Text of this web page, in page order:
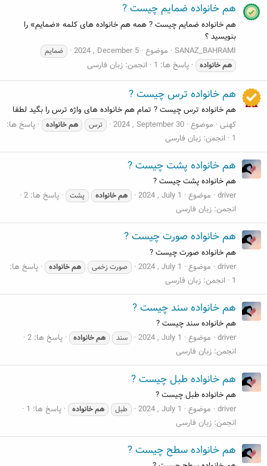
هم خانواده ضمایم چیست ?
هم خانواده ضمایم چیست ? همه هم خانواده های کلمه «ضمایم» را
بنویسید ؟
SANAZ_BAHRAMI موضوع 2024 , December 5
ضمایم
همخانواده پاسخ ها: 1 انجمن: زبان فارسی
هم خانواده ترس چیست ?
هم خانواده ترس چیست ? تمام هم خانواده های واژه ترس را بگید لطفا
کهنی موضوع 2024 , September 30 ترس همخانواده
پاسخ ها:
1
انجمن: زبان فارسی
هم خانواده پشت چیست ?
هم خانواده پشت چیست ?
driver موضوع 2024 , July 1 همخانواده پشت
پاسخ ها: 2
انجمن: زبان فارسی
هم خانواده صورت چیست ?
هم خانواده صورت چیست ?
driver موضوع 2024 , July 1 صورت زخمی همخانواده
پاسخ ها:
1
انجمن: زبان فارسی
هم خانواده سند چیست ?
هم خانواده سند چیست ?
driver موضوع 2024 , July 1 سند همخانواده
پاسخ ها: 2
انجمن: زبان فارسی
هم خانواده طبل چیست ?
هم خانواده طبل چیست ?
driver موضوع 2024 , July 1 طبل همخانواده
پاسخ ها: 1
انجمن: زبان فارسی
هم خانواده سطح چیست ?